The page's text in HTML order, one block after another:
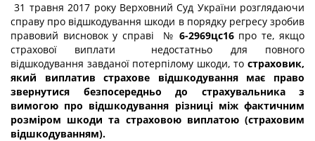
31 травня 2017 року Верховний Суд України розглядаючи
справу про відшкодування шкоди в порядку регресу зробив
правовий висновок у справі № 6-2969цс16про те, якщо
страхової виплати недостатньо для повного
відшкодування завданої потерпілому шкоди, то страховик,
який виплатив страхове відшкодування має право
звернутися безпосередньо до страхувальника з
вимогою про відшкодування різниці між фактичним
розміром шкоди та страховою виплатою (страховим
відшкодуванням).